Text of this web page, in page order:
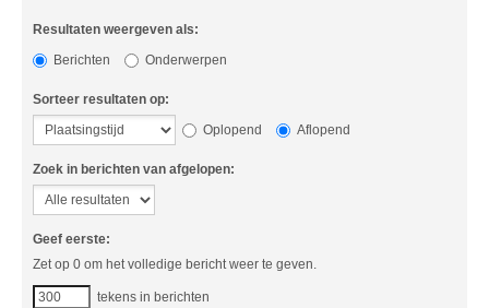
Resultaten weergeven als:
Berichten
Onderwerpen
Sorteer resultaten op:
Oplopend
Aflopend
Zoek in berichten van afgelopen:
Geef eerste:
Zet op 0 om het volledige bericht weer te geven.
tekens in berichten